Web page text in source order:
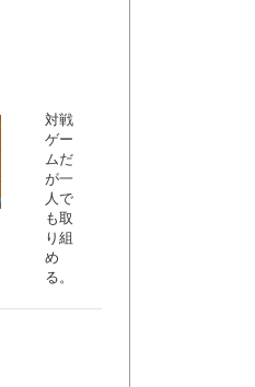
対戦
ゲー
ムだ
が一
人で
も取
り組
め
る。